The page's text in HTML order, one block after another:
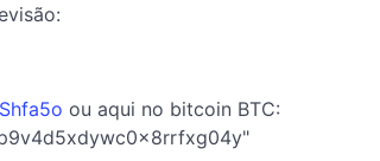
ou aqui no bitcoin BTC: